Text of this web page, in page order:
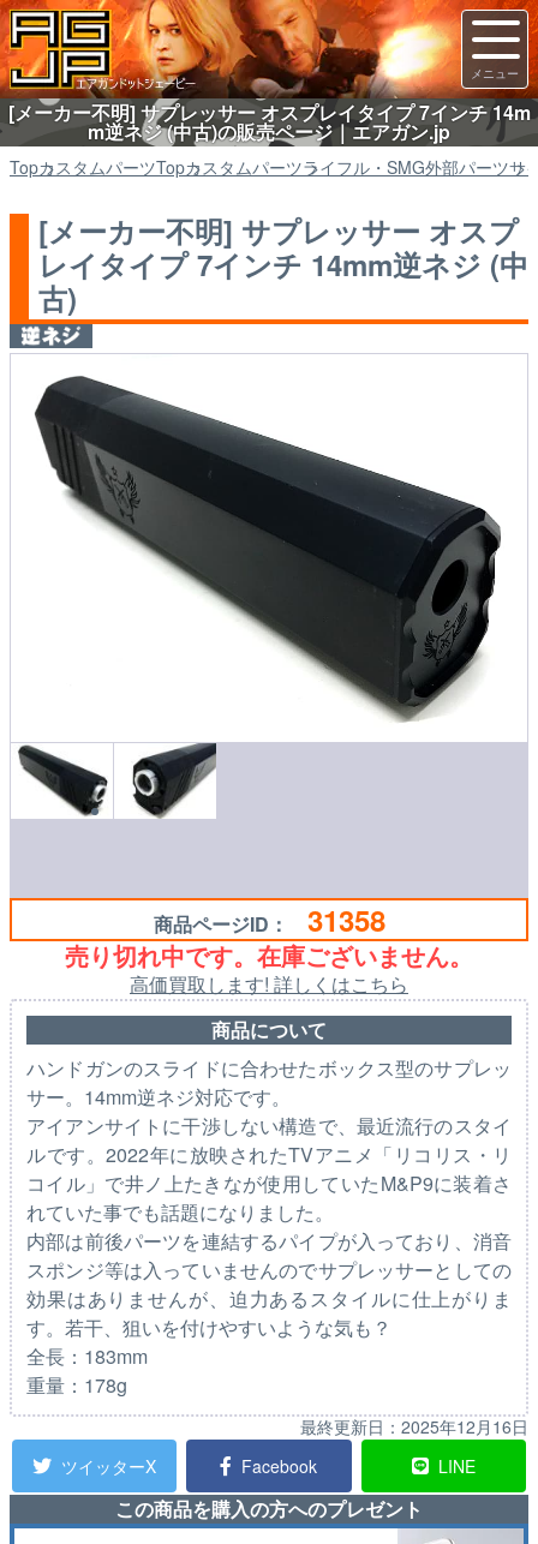
[メーカー不明] サプレッサー オスプレイタイプ 7インチ 14m
m逆ネジ (中古)の販売ページ｜エアガン.jp
TopカスタムパーツTopカスタムパーツライフル・SMG外部パーツサ
[メーカー不明] サプレッサー オスプ
レイタイプ 7インチ 14mm逆ネジ (中
古)
商品ページID： 31358
売り切れ中です。在庫ございません。
高価買取します! 詳しくはこちら
商品について
ハンドガンのスライドに合わせたボックス型のサプレッ
サー。14mm逆ネジ対応です。
アイアンサイトに干渉しない構造で、最近流行のスタイ
ルです。2022年に放映されたTVアニメ「リコリス・リ
コイル」で井ノ上たきなが使用していたM&P9に装着さ
れていた事でも話題になりました。
内部は前後パーツを連結するパイプが入っており、消音
スポンジ等は入っていませんのでサプレッサーとしての
効果はありませんが、迫力あるスタイルに仕上がりま
す。若干、狙いを付けやすいような気も？
全長：183mm
重量：178g
最終更新日： 2025年12月16日
ツイッターX
Facebook LINE
この商品を購入の方へのプレゼント